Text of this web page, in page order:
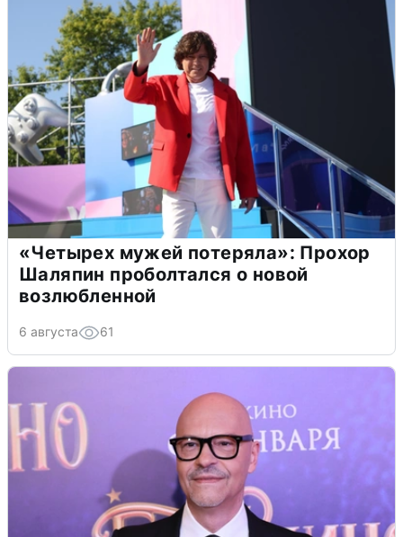
«Четырех мужей потеряла»: Прохор
Шаляпин проболтался о новой
возлюбленной
6 августа 61